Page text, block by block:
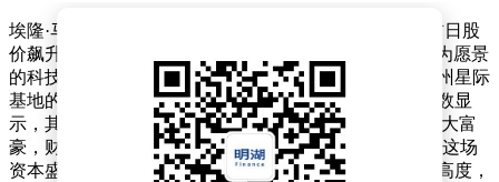
埃隆·马斯克旗下SpaceX公司近日在华尔街完成上市，首日股
价飙升19%，市值突破2.2万亿美元。这位以“火星移民”为愿景
的科技领袖虽未亲临纽约交易所现场，却通过德克萨斯州星际
基地的直播见证了这一里程碑时刻。据彭博亿万富翁指数显
示，其个人财富随之跃升至1.1万亿美元，成为全球第二大富
豪，财富规模是谷歌联合创始人拉里·佩奇的三倍以上。这场
资本盛宴背后，马斯克再次将商业与科技的边界推向新高度，